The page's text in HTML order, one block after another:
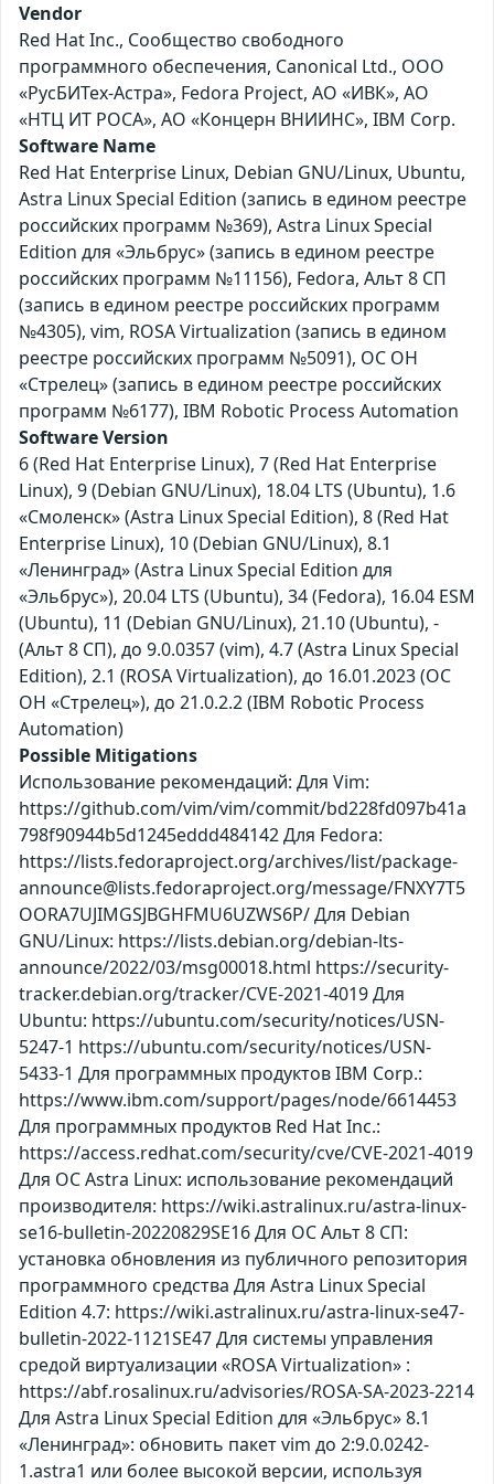
Vendor
Red Hat Inc., Сообщество свободного
программного обеспечения, Canonical Ltd., ООО
«РусБИТех-Астра», Fedora Project, АО «ИВК», АО
«НТЦ ИТ РОСА», АО «Концерн ВНИИНС», IBM Corp.
Software Name
Red Hat Enterprise Linux, Debian GNU/Linux, Ubuntu,
Astra Linux Special Edition (запись в едином реестре
российских программ №369), Astra Linux Special
Edition для «Эльбрус» (запись в едином реестре
российских программ №11156), Fedora, Альт 8 СП
(запись в едином реестре российских программ
№4305), vim, ROSA Virtualization (запись в едином
реестре российских программ №5091), ОС ОН
«Стрелец» (запись в едином реестре российских
программ №6177), IBM Robotic Process Automation
Software Version
6 (Red Hat Enterprise Linux), 7 (Red Hat Enterprise
Linux), 9 (Debian GNU/Linux), 18.04 LTS (Ubuntu), 1.6
«Смоленск» (Astra Linux Special Edition), 8 (Red Hat
Enterprise Linux), 10 (Debian GNU/Linux), 8.1
«Ленинград» (Astra Linux Special Edition для
«Эльбрус»), 20.04 LTS (Ubuntu), 34 (Fedora), 16.04 ESM
(Ubuntu), 11 (Debian GNU/Linux), 21.10 (Ubuntu), -
(Альт 8 СП), до 9.0.0357 (vim), 4.7 (Astra Linux Special
Edition), 2.1 (ROSA Virtualization), до 16.01.2023 (ОС
ОН «Стрелец»), до 21.0.2.2 (IBM Robotic Process
Automation)
Possible Mitigations
Использование рекомендаций: Для Vim:
https://github.com/vim/vim/commit/bd228fd097b41a
798f90944b5d1245eddd484142 Для Fedora:
https://lists.fedoraproject.org/archives/list/package-
announce@lists.fedoraproject.org/message/FNXY7T5
OORA7UJIMGSJBGHFMU6UZWS6P/ Для Debian
GNU/Linux: https://lists.debian.org/debian-lts-
announce/2022/03/msg00018.html https://security-
tracker.debian.org/tracker/CVE-2021-4019 Для
Ubuntu: https://ubuntu.com/security/notices/USN-
5247-1 https://ubuntu.com/security/notices/USN-
5433-1 Для программных продуктов IBM Corp.:
https://www.ibm.com/support/pages/node/6614453
Для программных продуктов Red Hat Inc.:
https://access.redhat.com/security/cve/CVE-2021-4019
Для ОС Astra Linux: использование рекомендаций
производителя: https://wiki.astralinux.ru/astra-linux-
se16-bulletin-20220829SE16 Для ОС Альт 8 СП:
установка обновления из публичного репозитория
программного средства Для Astra Linux Special
Edition 4.7: https://wiki.astralinux.ru/astra-linux-se47-
bulletin-2022-1121SE47 Для системы управления
средой виртуализации «ROSA Virtualization» :
https://abf.rosalinux.ru/advisories/ROSA-SA-2023-2214
Для Astra Linux Special Edition для «Эльбрус» 8.1
«Ленинград»: обновить пакет vim до 2:9.0.0242-
1.astra1 или более высокой версии, используя